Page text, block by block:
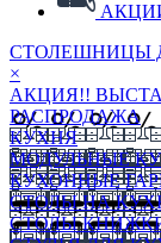
СТОЛЕШНИЦЫ
×
АКЦИЯ!!
РАСПРОДАЖА
КУХНЯ
МОДУЛЬНЫЕ
КУХОННЫЕ
СТОЛЫ НА
СТОЛЫ